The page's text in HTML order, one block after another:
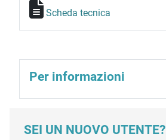
Scheda tecnica
Per informazioni
SEI UN NUOVO UTENTE?